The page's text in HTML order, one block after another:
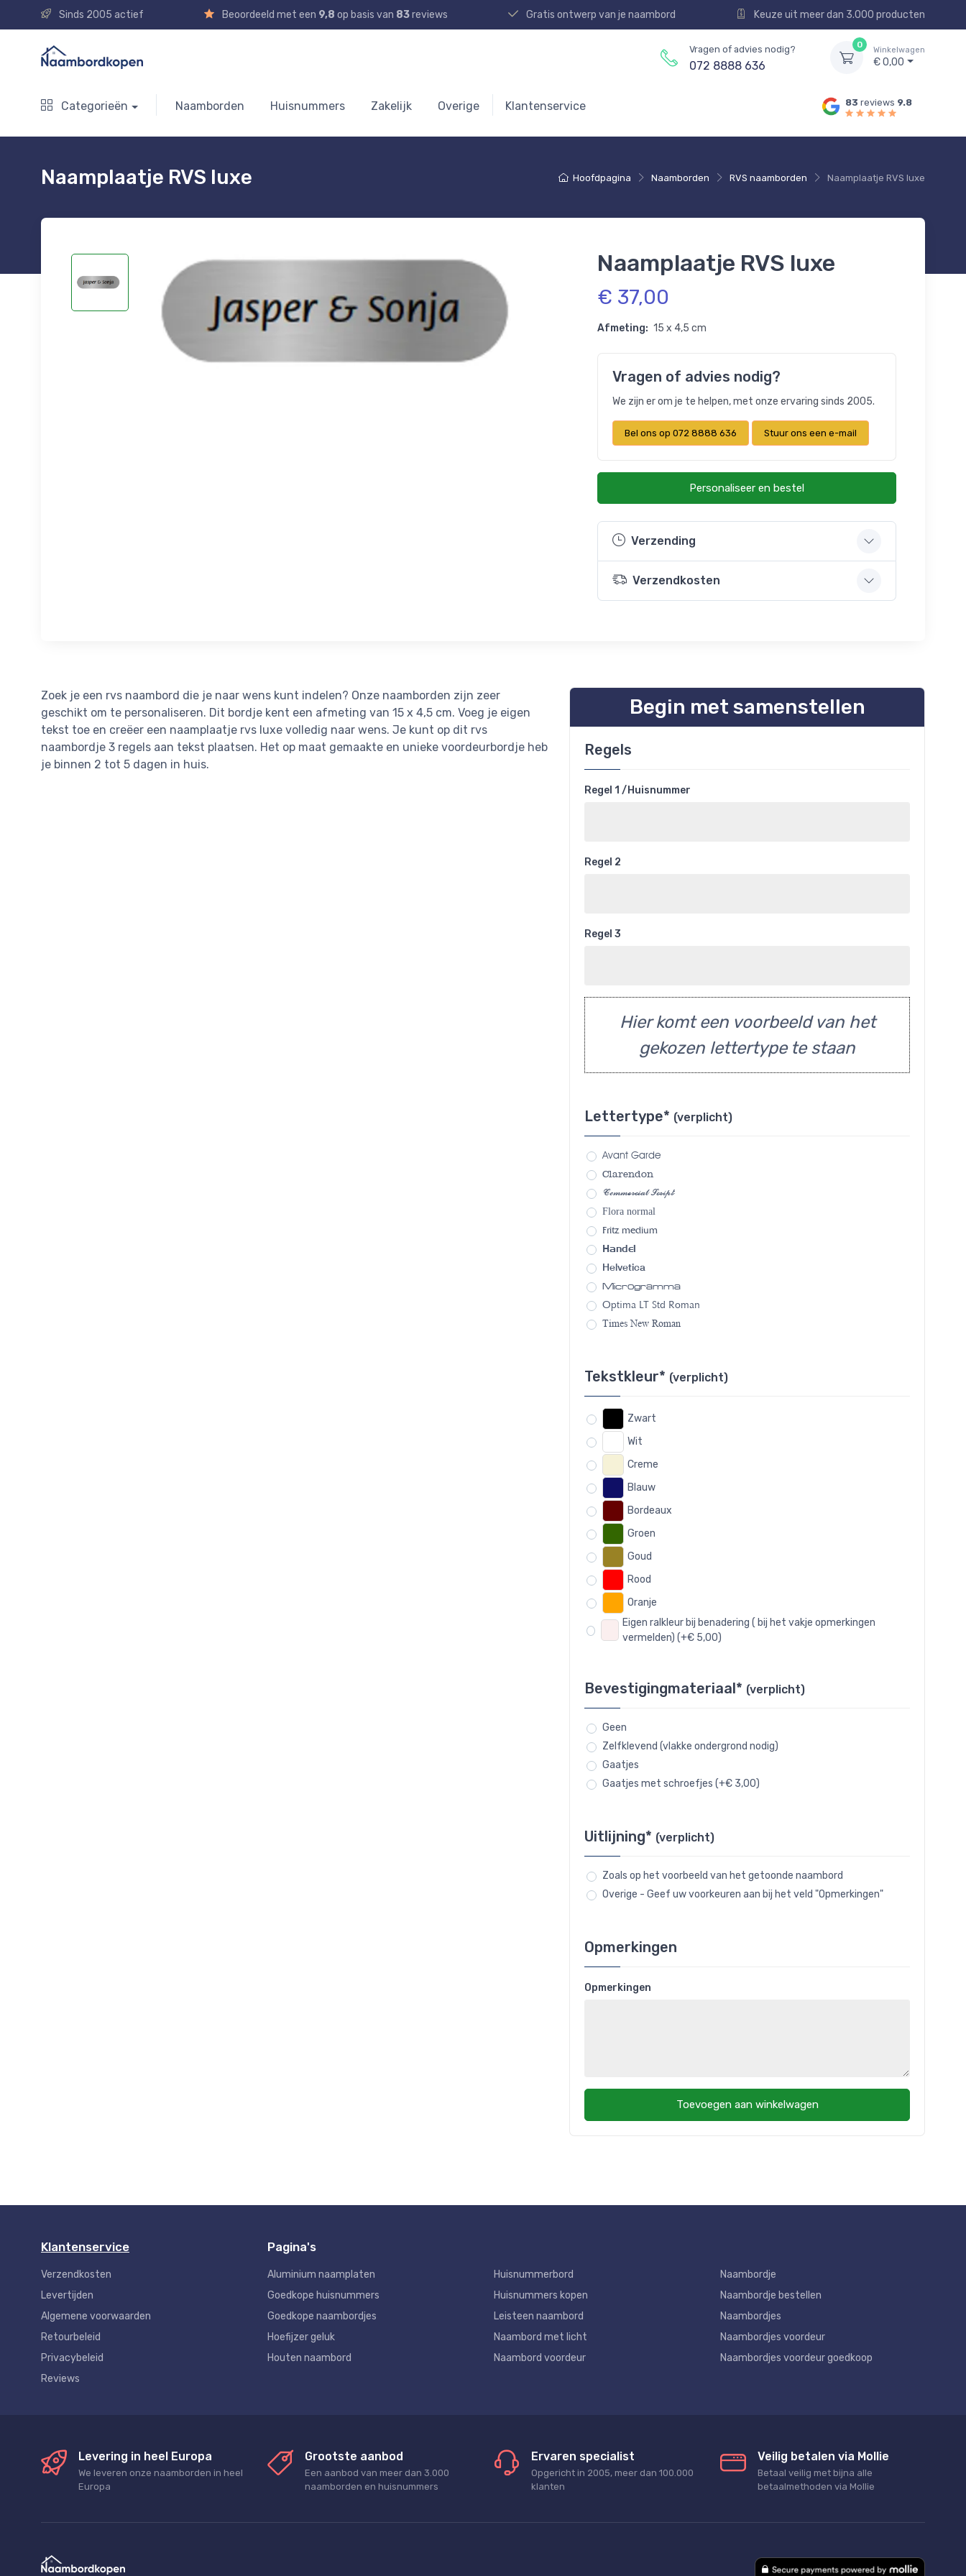
Sinds 2005 actief Beoordeeld met een 9,8 op basis van 83reviews Gratis ontwerp van je naambord Keuze uit meer dan 3.000 producten
Vragen of advies nodig?
072 8888 636
0
Winkelwagen
€ 0,00
Categorieën Naamborden Huisnummers Zakelijk Overige Klantenservice 83 reviews 9.8
Hoofdpagina Naamborden RVS naamborden Naamplaatje RVS luxe
Naamplaatje RVS luxe
Naamplaatje RVS luxe
€ 37,00
Afmeting: 15 x 4,5 cm
Vragen of advies nodig?
We zijn er om je te helpen, met onze ervaring sinds 2005.
Bel ons op 072 8888 636 Stuur ons een e-mail
Personaliseer en bestel
Verzending
Verzendkosten
Zoek je een rvs naambord die je naar wens kunt indelen? Onze naamborden zijn zeer
geschikt om te personaliseren. Dit bordje kent een afmeting van 15 x 4,5 cm. Voeg je eigen
tekst toe en creëer een naamplaatje rvs luxe volledig naar wens. Je kunt op dit rvs
naambordje 3 regels aan tekst plaatsen. Het op maat gemaakte en unieke voordeurbordje heb
je binnen 2 tot 5 dagen in huis.
Begin met samenstellen
Regels
Regel 1 /Huisnummer
Regel 2
Regel 3
Hier komt een voorbeeld van het
gekozen lettertype te staan
Lettertype* (verplicht)
Avant Garde
Clarendon
Commercial Script
Flora normal
Fritz medium
Handel
Helvetica
Microgramma
Optima LT Std Roman
Times New Roman
Tekstkleur* (verplicht)
Zwart
Wit
Creme
Blauw
Bordeaux
Groen
Goud
Rood
Oranje
Eigen ralkleur bij benadering ( bij het vakje opmerkingen
vermelden) (+€ 5,00)
Bevestigingmateriaal* (verplicht)
Geen
Zelfklevend (vlakke ondergrond nodig)
Gaatjes
Gaatjes met schroefjes (+€ 3,00)
Uitlijning* (verplicht)
Zoals op het voorbeeld van het getoonde naambord
Overige - Geef uw voorkeuren aan bij het veld "Opmerkingen"
Opmerkingen
Opmerkingen
Toevoegen aan winkelwagen
Klantenservice
Verzendkosten
Levertijden
Algemene voorwaarden
Retourbeleid
Privacybeleid
Reviews
Pagina's
Aluminium naamplaten
Goedkope huisnummers
Goedkope naambordjes
Hoefijzer geluk
Houten naambord
Huisnummerbord
Huisnummers kopen
Leisteen naambord
Naambord met licht
Naambord voordeur
Naambordje
Naambordje bestellen
Naambordjes
Naambordjes voordeur
Naambordjes voordeur goedkoop
Levering in heel Europa
We leveren onze naamborden in heel
Europa
Grootste aanbod
Een aanbod van meer dan 3.000
naamborden en huisnummers
Ervaren specialist
Opgericht in 2005, meer dan 100.000
klanten
Veilig betalen via Mollie
Betaal veilig met bijna alle
betaalmethoden via Mollie